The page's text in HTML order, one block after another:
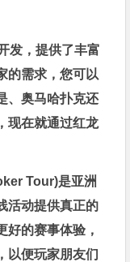
发，提供了丰富
的需求，您可以
、奥马哈扑克还
现在就通过红龙
Tour)是亚洲
活动提供真正的
好的赛事体验，
以便玩家朋友们